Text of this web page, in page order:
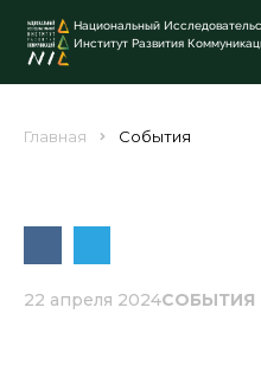
Национальный
Институт Развития
Главная События
22 апреля 2024СОБЫТИЯ